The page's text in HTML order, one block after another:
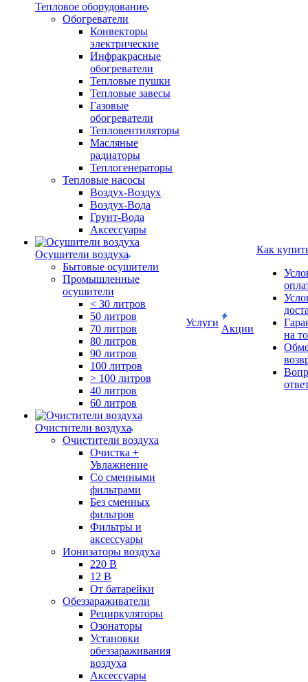
Тепловое оборудование
Обогреватели
Конвекторы
электрические
Инфракрасные
обогреватели
Тепловые пушки
Тепловые завесы
Газовые
обогреватели
Тепловентиляторы
Масляные
радиаторы
Теплогенераторы
Тепловые насосы
Воздух-Воздух
Воздух-Вода
Грунт-Вода
Аксессуары
Осушители воздуха
Бытовые осушители
Промышленные
осушители
< 30 литров
50 литров
70 литров
80 литров
90 литров
100 литров
> 100 литров
40 литров
60 литров
Очистители воздуха
Очистители воздуха
Очистка +
Увлажнение
Cо сменными
фильтрами
Без сменных
фильтров
Фильтры и
аксессуары
Ионизаторы воздуха
220 В
12 В
От батарейки
Обеззараживатели
Рециркуляторы
Озонаторы
Установки
обеззараживания
воздуха
Аксессуары
Услуги
Акции
Как
на